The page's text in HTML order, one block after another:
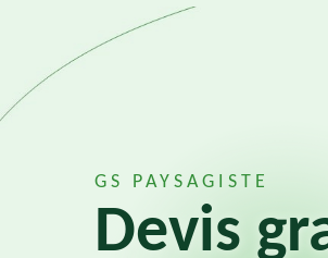
GS PAYSAGISTE
Devis